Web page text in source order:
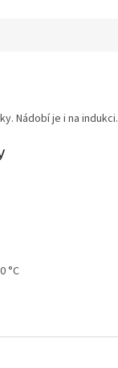
Nádobí je i na indukci.
°C